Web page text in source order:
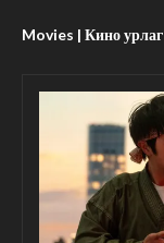
Movies | Кино урлаг